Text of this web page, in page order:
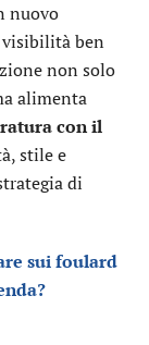
nuovo
visibilità ben
non solo
alimenta
con il
stile e
di
sui foulard